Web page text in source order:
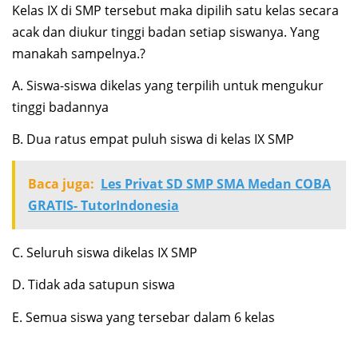
Kelas IX di SMP tersebut maka dipilih satu kelas secara
acak dan diukur tinggi badan setiap siswanya. Yang
manakah sampelnya.?
A. Siswa-siswa dikelas yang terpilih untuk mengukur
tinggi badannya
B. Dua ratus empat puluh siswa di kelas IX SMP
Baca juga: Les Privat SD SMP SMA Medan COBA
GRATIS- TutorIndonesia
C. Seluruh siswa dikelas IX SMP
D. Tidak ada satupun siswa
E. Semua siswa yang tersebar dalam 6 kelas